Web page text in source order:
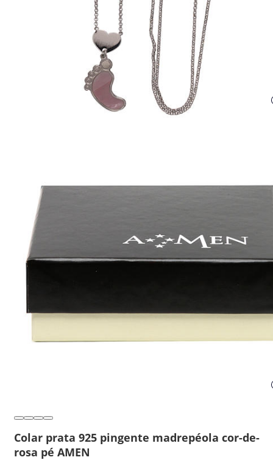
Colar prata 925 pingente madrepéola cor-de-
rosa pé AMEN